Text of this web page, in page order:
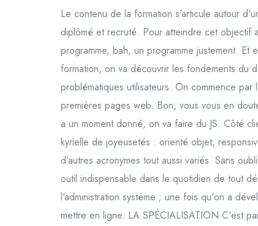
Le contenu de la formation s'articule autour
diplômé et recruté. Pour atteindre cet objectif
programme, bah, un programme justement.
formation, on va découvrir les fondements du
problématiques utilisateurs. On commence
premières pages web. Bon, vous vous en
a un moment donné, on va faire du JS. Côté
kyrielle de joyeusetés : orienté objet,
d'autres acronymes tout aussi variés. Sans
outil indispensable dans le quotidien de tout
l'administration système ; une fois qu'on a
mettre en ligne. LA SPÉCIALISATION C'est